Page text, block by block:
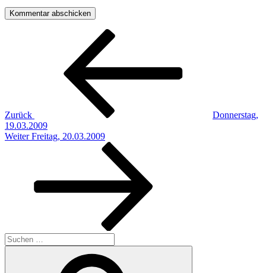
Beitragsnavigation
Zurück
Donnerstag,
19.03.2009
Nächster
Weiter Freitag, 20.03.2009
Suchen
nach: